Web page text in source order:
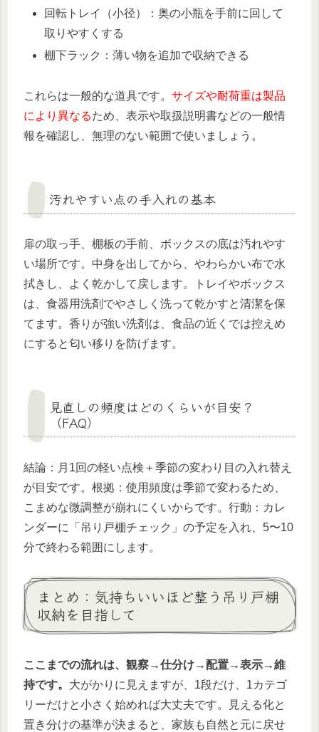
回転トレイ（小径）：奥の小瓶を手前に回して
取りやすくする
棚下ラック：薄い物を追加で収納できる
これらは一般的な道具です。 サイズや耐荷重は製品
により異なるため、表示や取扱説明書などの一般情
報を確認し、無理のない範囲で使いましょう。
汚れやすい点の手入れの基本
扉の取っ手、棚板の手前、ボックスの底は汚れやす
い場所です。中身を出してから、やわらかい布で水
拭きし、よく乾かして戻します。トレイやボックス
は、食器用洗剤でやさしく洗って乾かすと清潔を保
てます。香りが強い洗剤は、食品の近くでは控えめ
にすると匂い移りを防げます。
見直しの頻度はどのくらいが目安？
（FAQ）
結論：月1回の軽い点検＋季節の変わり目の入れ替え
が目安です。根拠：使用頻度は季節で変わるため、
こまめな微調整が崩れにくいからです。行動：カレ
ンダーに「吊り戸棚チェック」の予定を入れ、5〜10
分で終わる範囲にします。
まとめ：気持ちいいほど整う吊り戸棚
収納を目指して
ここまでの流れは、観察→仕分け→配置→表示→維
持です。 大がかりに見えますが、1段だけ、1カテゴ
リーだけと小さく始めれば大丈夫です。見える化と
置き分けの基準が決まると、家族も自然と元に戻せ